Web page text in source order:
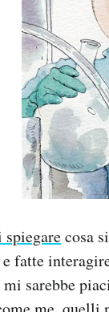
spiegarecosa
fatte
sarebbe